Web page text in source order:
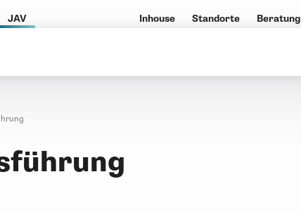
JAV Inhouse Standorte Beratung